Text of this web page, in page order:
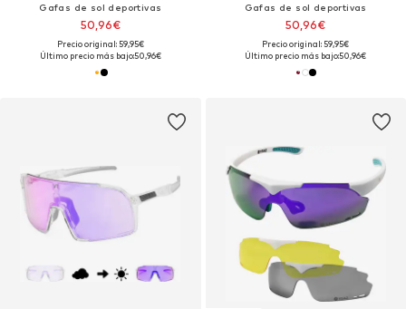
Gafas de sol deportivas
50,96€
Precio original: 59,95€
Último precio más bajo:50,96€
Gafas de sol deportivas
50,96€
Precio original: 59,95€
Último precio más bajo:50,96€